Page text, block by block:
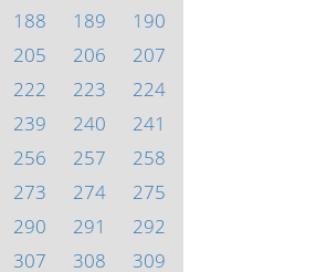
188 189
190
205 206
207
222 223
224
239 240
241
256 257
258
273 274
275
290 291
292
307 308 309